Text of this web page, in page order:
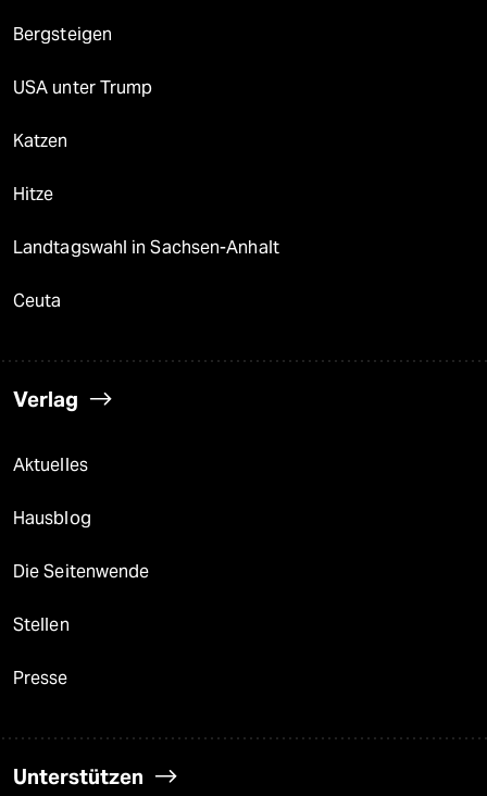
Bergsteigen
USA unter Trump
Katzen
Hitze
Landtagswahl in Sachsen-Anhalt
Ceuta
Verlag
Aktuelles
Hausblog
Die Seitenwende
Stellen
Presse
Unterstützen